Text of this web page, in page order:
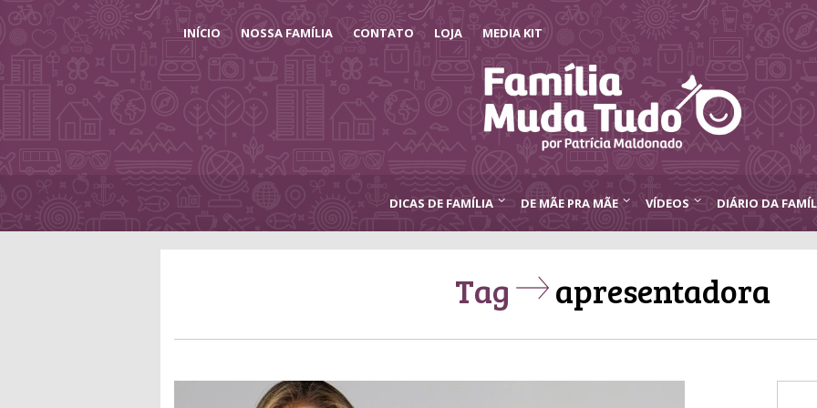
INÍCIO NOSSA FAMÍLIA CONTATO LOJA MEDIA KIT
DICAS DE FAMÍLIA DE MÃE PRA MÃE VÍDEOS DIÁRIO DA
Tag apresentadora